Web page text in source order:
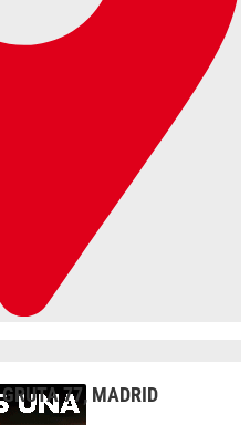
GRUTA 77, MADRID